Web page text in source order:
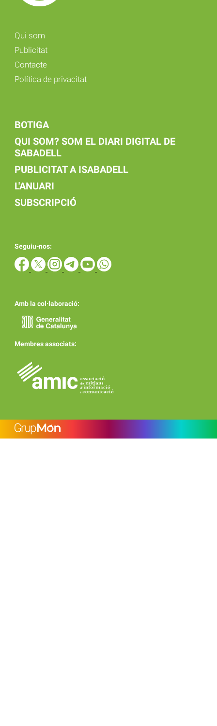
Qui som
Publicitat
Contacte
Política de privacitat
BOTIGA
QUI SOM? SOM EL DIARI DIGITAL DE
SABADELL
PUBLICITAT A ISABADELL
L'ANUARI
SUBSCRIPCIÓ
Seguiu-nos:
Amb la col·laboració:
Membres associats: